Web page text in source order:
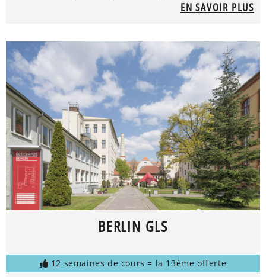
EN SAVOIR PLUS
BERLIN GLS
12 semaines de cours = la 13ème offerte